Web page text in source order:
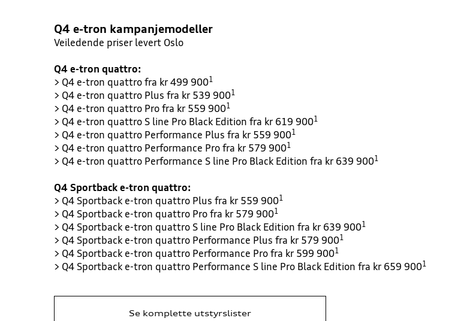
Q4 e-tron kampanjemodeller
Veiledende priser levert Oslo
Q4 e-tron quattro:
> Q4 e-tron quattro fra kr 499 9001
> Q4 e-tron quattro Plus fra kr 539 9001
> Q4 e-tron quattro Pro fra kr 559 9001
> Q4 e-tron quattro S line Pro Black Edition fra kr 619 9001
> Q4 e-tron quattro Performance Plus fra kr 559 9001
> Q4 e-tron quattro Performance Pro fra kr 579 9001
> Q4 e-tron quattro Performance S line Pro Black Edition fra kr 639 9001
Q4 Sportback e-tron quattro:
> Q4 Sportback e-tron quattro Plus fra kr 559 9001
> Q4 Sportback e-tron quattro Pro fra kr 579 9001
> Q4 Sportback e-tron quattro S line Pro Black Edition fra kr 639 9001
> Q4 Sportback e-tron quattro Performance Plus fra kr 579 9001
> Q4 Sportback e-tron quattro Performance Pro fra kr 599 9001
> Q4 Sportback e-tron quattro Performance S line Pro Black Edition fra kr 659 9001
Se komplette utstyrslister